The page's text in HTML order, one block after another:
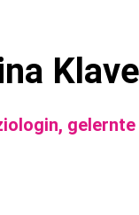
Klave